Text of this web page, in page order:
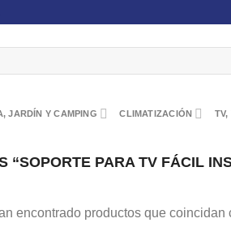
JARDÍN Y CAMPING CLIMATIZACIÓN TV,
“SOPORTE PARA TV FÁCIL
encontrado productos que coincidan